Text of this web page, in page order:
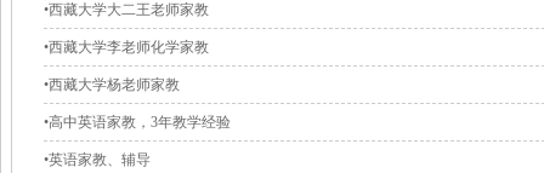
•西藏大学大二王老师家教
•西藏大学李老师化学家教
•西藏大学杨老师家教
•高中英语家教，3年教学经验
•英语家教、辅导